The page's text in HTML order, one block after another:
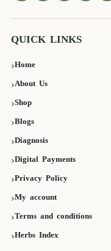
QUICK LINKS
Home
About Us
Shop
Blogs
Diagnosis
Digital Payments
Privacy Policy
My account
Terms and conditions
Herbs Index